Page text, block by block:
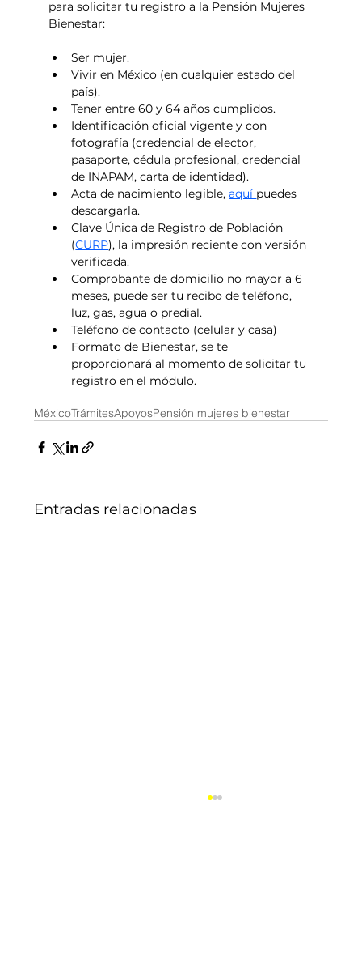
para solicitar tu registro a la Pensión Mujeres
Bienestar:
Ser mujer.
Vivir en México (en cualquier estado del
país).
Tener entre 60 y 64 años cumplidos.
Identificación oficial vigente y con
fotografía (credencial de elector,
pasaporte, cédula profesional, credencial
de INAPAM, carta de identidad).
Acta de nacimiento legible, aquí puedes
descargarla.
Clave Única de Registro de Población
(CURP), la impresión reciente con versión
verificada.
Comprobante de domicilio no mayor a 6
meses, puede ser tu recibo de teléfono,
luz, gas, agua o predial.
Teléfono de contacto (celular y casa)
Formato de Bienestar, se te
proporcionará al momento de solicitar tu
registro en el módulo.
MéxicoTrámitesApoyosPensión mujeres bienestar
Entradas relacionadas